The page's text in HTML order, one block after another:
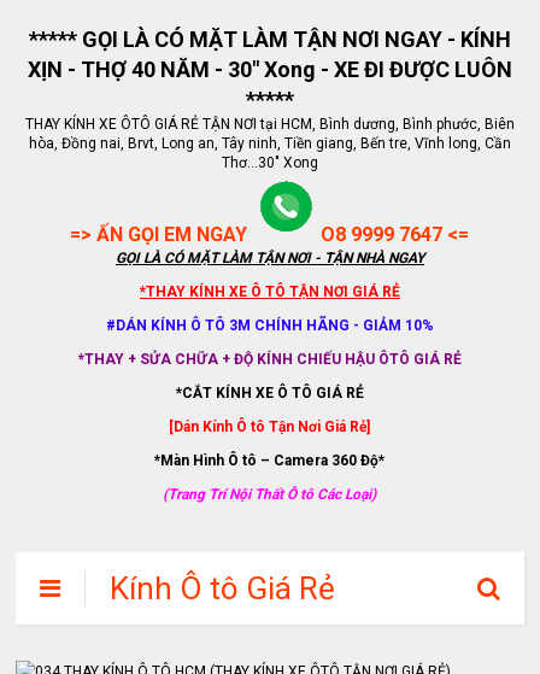
***** GỌI LÀ CÓ MẶT LÀM TẬN NƠI NGAY - KÍNH
XỊN - THỢ 40 NĂM - 30" Xong - XE ĐI ĐƯỢC LUÔN
*****
THAY KÍNH XE ÔTÔ GIÁ RẺ TẬN NƠI tại HCM, Bình dương, Bình phước, Biên
hòa, Đồng nai, Brvt, Long an, Tây ninh, Tiền giang, Bến tre, Vĩnh long, Cần
Thơ...30" Xong
=> ẤN GỌI EM NGAY O8 9999 7647 <=
GỌI LÀ CÓ MẶT LÀM TẬN NƠI - TẬN NHÀ NGAY
*THAY KÍNH XE Ô TÔ TẬN NƠI GIÁ RẺ
#DÁN KÍNH Ô TÔ 3M CHÍNH HÃNG - GIẢM 10%
*THAY + SỬA CHỮA + ĐỘ KÍNH CHIẾU HẬU ÔTÔ GIÁ RẺ
*CẮT KÍNH XE Ô TÔ GIÁ RẺ
[Dán Kính Ô tô Tận Nơi Giá Rẻ]
*Màn Hình Ô tô – Camera 360 Độ*
(Trang Trí Nội Thất Ô tô Các Loại)
Kính Ô tô Giá Rẻ